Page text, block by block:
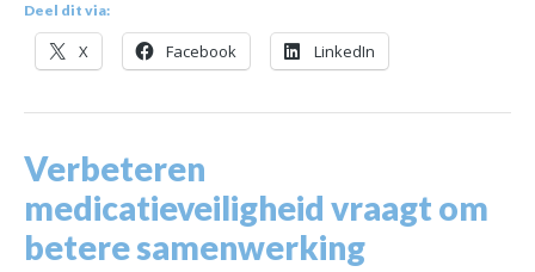
Deel dit via:
X Facebook LinkedIn
Verbeteren
medicatieveiligheid vraagt om
betere samenwerking